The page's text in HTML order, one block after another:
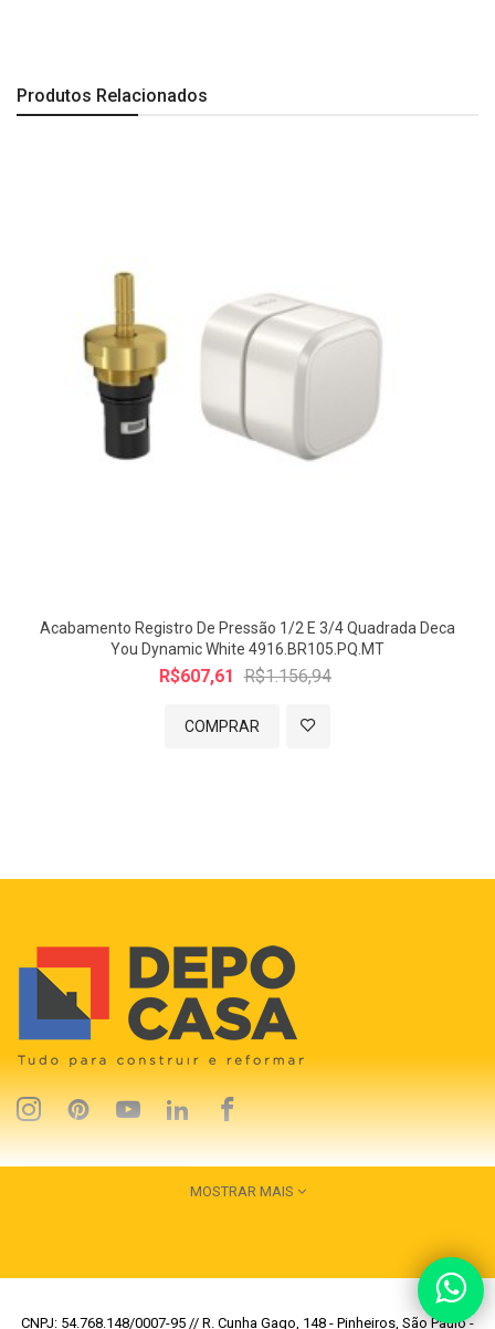
Dimensões:
A Última imagem é especificação técnica do produto.
Este acabamento serve somente para registros de pressão, ou
seja, misturador do chuveiro, banheira e ducha higiênica
quente e fria. Não entra outro tipo de base de registro
somente Deca.
Produtos Relacionados
Acabamento Registro De Pressão 1/2 E 3/4 Quadrada Deca
You Dynamic White 4916.BR105.PQ.MT
R$607,61 R$1.156,94
COMPRAR
MOSTRAR MAIS
CNPJ: 54.768.148/0007-95 // R. Cunha Gago, 148 - Pinheiros, São Paulo -